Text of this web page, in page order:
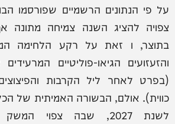
על פי הנתונים הרשמיים שפורסמו
בתוצר, ו זאת על רקע הלחימה
והזעזועים הגיאו-פוליטיים
(בפרט לאחר ליל הקרבות
כווית). אולם, הבשורה האמיתית של
לשנת 2027, שבה צפוי